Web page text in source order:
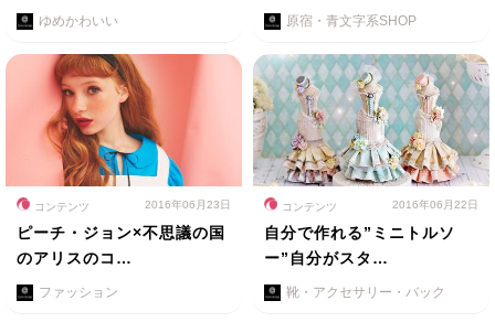
ゆめかわいい 原宿・青文字系SHOP
コンテンツ 2016年06月23日
ピーチ・ジョン×不思議の国
のアリスのコ…
ファッション
コンテンツ 2016年06月22日
自分で作れる”ミニトルソ
ー”自分がスタ…
靴・アクセサリー・バック